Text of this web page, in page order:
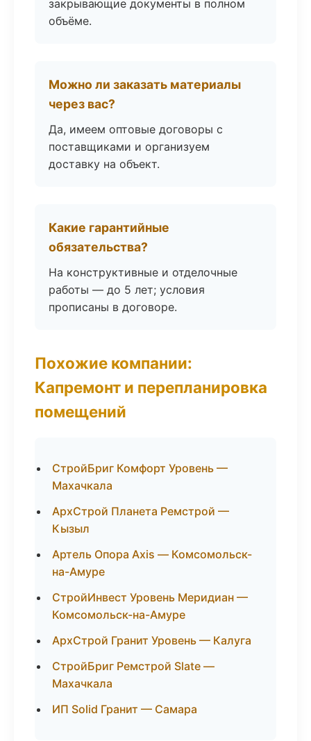
закрывающие документы в полном
объёме.
Можно ли заказать материалы
через вас?
Да, имеем оптовые договоры с
поставщиками и организуем
доставку на объект.
Какие гарантийные
обязательства?
На конструктивные и отделочные
работы — до 5 лет; условия
прописаны в договоре.
Похожие компании:
Капремонт и перепланировка
помещений
СтройБриг Комфорт Уровень —
Махачкала
АрхСтрой Планета Ремстрой —
Кызыл
Артель Опора Axis — Комсомольск-
на-Амуре
СтройИнвест Уровень Меридиан —
Комсомольск-на-Амуре
АрхСтрой Гранит Уровень — Калуга
СтройБриг Ремстрой Slate —
Махачкала
ИП Solid Гранит — Самара